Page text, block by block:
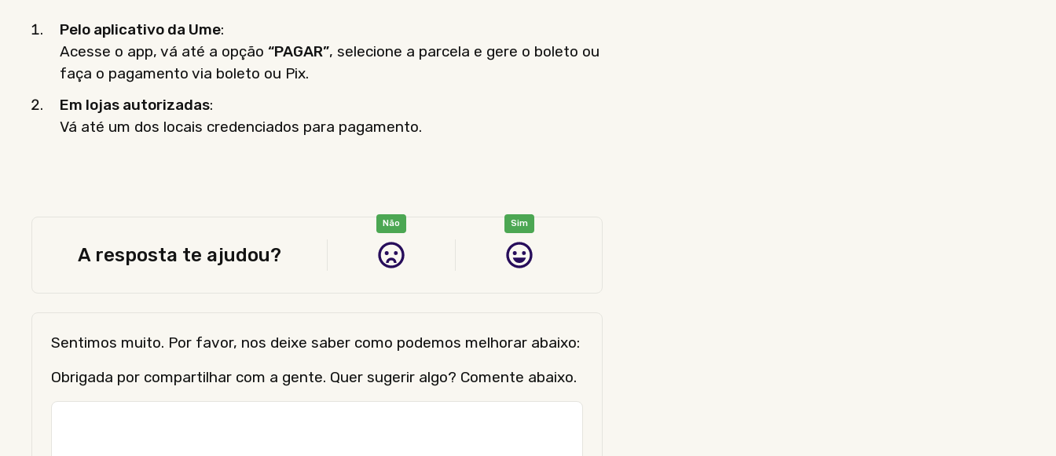
Pelo aplicativo da Ume:
Acesse o app, vá até a opção “PAGAR”, selecione a parcela e gere o boleto ou
faça o pagamento via boleto ou Pix.
Em lojas autorizadas:
Vá até um dos locais credenciados para pagamento.
A resposta te ajudou?
Não Sim
Sentimos muito. Por favor, nos deixe saber como podemos melhorar abaixo:
Obrigada por compartilhar com a gente. Quer sugerir algo? Comente abaixo.